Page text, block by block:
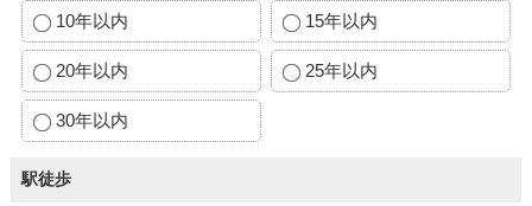
10年以内 15年以内
20年以内 25年以内
30年以内
駅徒歩